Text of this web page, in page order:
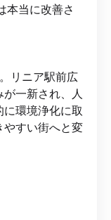
本当に改善さ
リニア駅前広
一新され、人
環境浄化に取
やすい街へと変